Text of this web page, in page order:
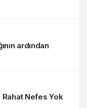
ardından
Rahat Nefes Yok